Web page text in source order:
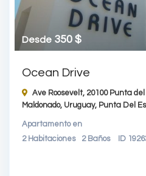
Desde 350 $
Ocean Drive
Ave Roosevelt, 20100 Punta
Maldonado, Uruguay, Punta Del
Apartamentoen
2 Habitaciones 2 Baños ID